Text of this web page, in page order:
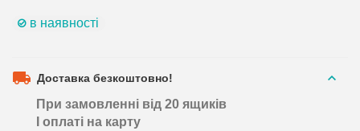
в наявності
Доставка безкоштовно!
При замовленні від 20 ящиків
І оплаті на карту